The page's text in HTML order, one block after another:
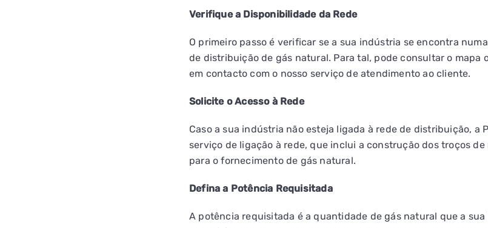
Verifique a Disponibilidade da Rede
O primeiro passo é verificar se a sua indústria se encontra
de distribuição de gás natural. Para tal, pode consultar o mapa
em contacto com o nosso serviço de atendimento ao cliente.
Solicite o Acesso à Rede
Caso a sua indústria não esteja ligada à rede de distribuição, a
serviço de ligação à rede, que inclui a construção dos troços de
para o fornecimento de gás natural.
Defina a Potência Requisitada
A potência requisitada é a quantidade de gás natural que a